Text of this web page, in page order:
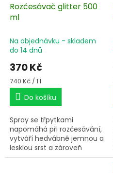
Rozčesávač glitter 500
ml
Na objednávku - skladem
do 14 dnů
370 Kč
Měrná
cena:
740 Kč / 1 l
Do košíku
Spray se třpytkami
napomáhá při rozčesávání,
vytváří hedvábně jemnou a
lesklou srst a zároveň
chrání srst a žíně před